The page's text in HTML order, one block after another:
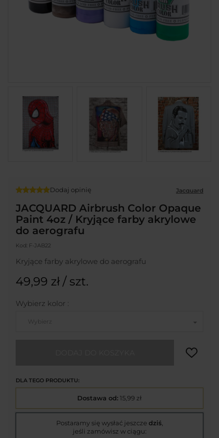
Dodaj opinię Jacquard
JACQUARD Airbrush Color Opaque
Paint 4oz / Kryjące farby akrylowe
do aerografu
Kod: F-JAB22
Kryjące farby akrylowe do aerografu
49,99 zł / szt.
Wybierz kolor :
Wybierz
DLA TEGO PRODUKTU:
Dostawa od:15,99 zł
Postaramy się wysłać jeszcze dziś
jeśli zamówisz w ciągu: